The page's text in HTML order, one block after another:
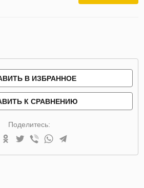
В ИЗБРАННОЕ
К СРАВНЕНИЮ
Поделитесь: